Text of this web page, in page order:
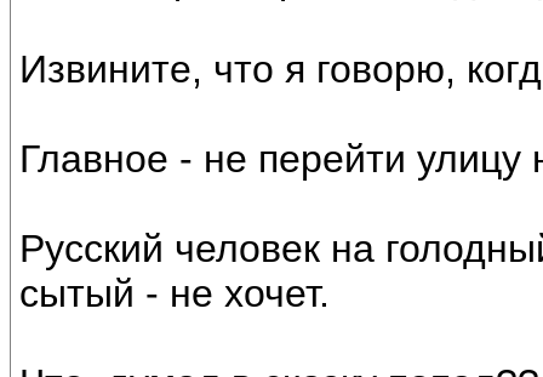
Извините, что я говорю,
Главное - не перейти улицу
Русский человек на
сытый - не хочет.